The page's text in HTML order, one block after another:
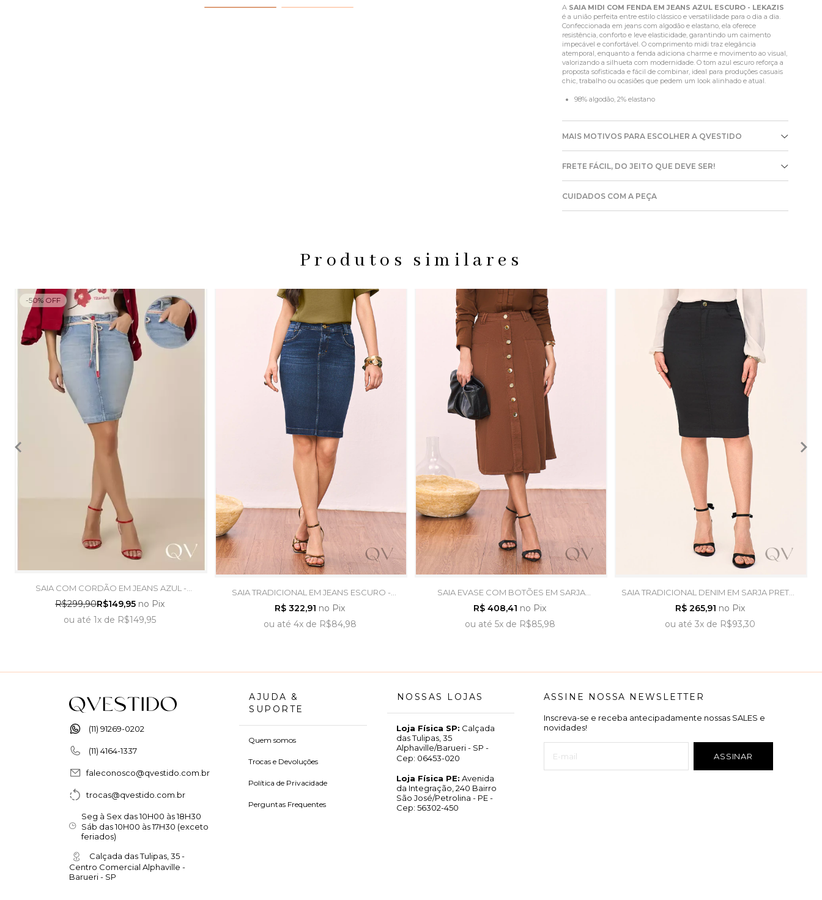
A SAIA MIDI COM FENDA EM JEANS AZUL ESCURO - LEKAZIS
é a união perfeita entre estilo clássico e versatilidade para o dia a dia.
Confeccionada em jeans com algodão e elastano, ela oferece
resistência, conforto e leve elasticidade, garantindo um caimento
impecável e confortável. O comprimento midi traz elegância
atemporal, enquanto a fenda adiciona charme e movimento ao visual,
valorizando a silhueta com modernidade. O tom azul escuro reforça a
proposta sofisticada e fácil de combinar, ideal para produções casuais
chic, trabalho ou ocasiões que pedem um look alinhado e atual.
98% algodão, 2% elastano
MAIS MOTIVOS PARA ESCOLHER A QVESTIDO
FRETE FÁCIL, DO JEITO QUE DEVE SER!
CUIDADOS COM A PEÇA
Produtos similares
SAIA COM CORDÃO EM JEANS AZUL -
TITANIUM JEANS
R$299,90R$149,95 no Pix
ou até 1x de R$149,95
-50% OFF
SAIA TRADICIONAL EM JEANS ESCURO -
TITANIUM JEANS
R$ 322,91 no Pix
ou até 4xde R$84,98
SAIA EVASE COM BOTÕES EM SARJA
MARROM - TITANIUM JEANS
R$ 408,41 no Pix
ou até 5xde R$85,98
SAIA TRADICIONAL DENIM EM SARJA PRETO -
LAURA ROSA
R$ 265,91 no Pix
ou até 3xde R$93,30
(11) 91269-0202
(11) 4164-1337
faleconosco@qvestido.com.br
trocas@qvestido.com.br
Seg à Sex das 10H00 às 18H30
Sáb das 10H00 às 17H30 (exceto
feriados)
Calçada das Tulipas, 35 -
Centro Comercial Alphaville -
Barueri - SP
AJUDA &
SUPORTE
Quem somos
Trocas e Devoluções
Política de Privacidade
Perguntas Frequentes
NOSSAS LOJAS
Loja Física SP: Calçada
das Tulipas, 35
Alphaville/Barueri - SP -
Cep: 06453-020
Loja Física PE: Avenida
da Integração, 240 Bairro
São José/Petrolina - PE -
Cep: 56302-450
ASSINE NOSSA NEWSLETTER
Inscreva-se e receba antecipadamente nossas SALES e
novidades!